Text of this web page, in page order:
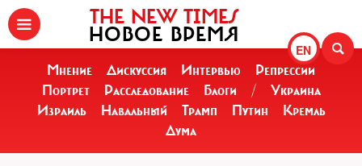
EN
THE NEW TIMES
НОВОЕ ВРЕМЯ
Мнение Дискуссия Интервью
Репрессии
Портрет
Расследование Блоги /
Украина
Израиль
Навальный Трамп Путин
Кремль
Дума